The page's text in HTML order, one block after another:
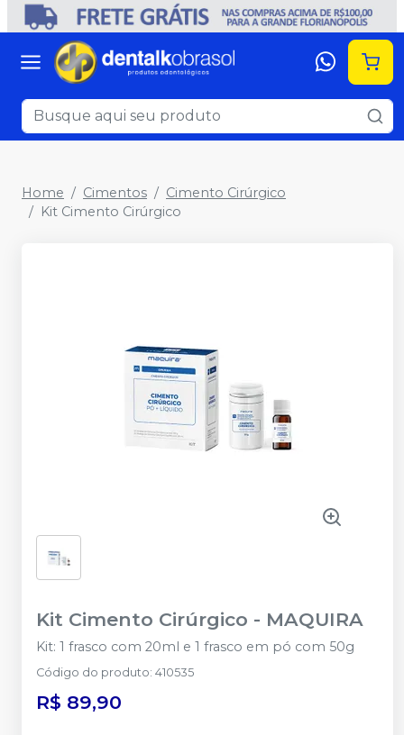
Home Cimentos
Cimento Cirúrgico
Kit Cimento Cirúrgico
Kit Cimento Cirúrgico - MAQUIRA
Kit: 1 frasco com 20ml e 1 frasco em pó com 50g
Código do produto: 410535
R$ 89,90